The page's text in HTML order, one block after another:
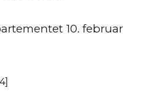
10. februar